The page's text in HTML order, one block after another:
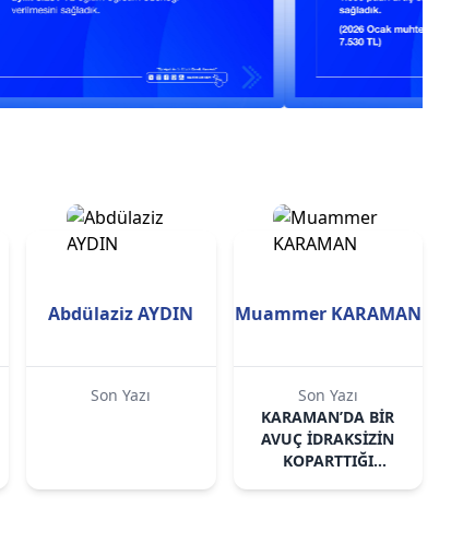
Abdülaziz AYDIN
Son Yazı
Muammer KARAMAN
Son Yazı
KARAMAN’DA BİR
AVUÇ İDRAKSİZİN
KOPARTTIĞI